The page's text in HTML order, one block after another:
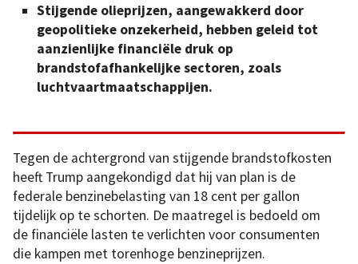
Stijgende olieprijzen, aangewakkerd door
geopolitieke onzekerheid, hebben geleid tot
aanzienlijke financiële druk op
brandstofafhankelijke sectoren, zoals
luchtvaartmaatschappijen.
Tegen de achtergrond van stijgende brandstofkosten
heeft Trump aangekondigd dat hij van plan is de
federale benzinebelasting van 18 cent per gallon
tijdelijk op te schorten. De maatregel is bedoeld om
de financiële lasten te verlichten voor consumenten
die kampen met torenhoge benzineprijzen.